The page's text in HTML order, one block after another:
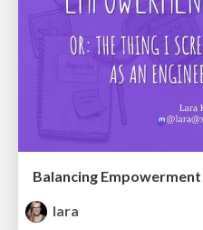
Balancing
lara